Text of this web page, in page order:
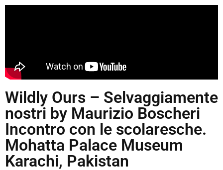
Wildly Ours – Selvaggiamente
nostri by Maurizio Boscheri
Incontro con le scolaresche.
Mohatta Palace Museum
Karachi, Pakistan